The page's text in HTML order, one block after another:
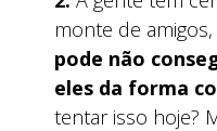
monte de amigos,
pode não
eles da forma
tentar isso hoje?